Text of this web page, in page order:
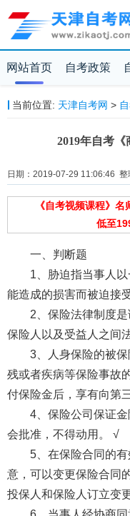
网站首页 自考政策
当前位置: 天津自考网 >
2019年自考《
日期：2019-07-29 11:06:46 整
《自考视频课程》
低至
一、判断题
1、胁迫指当事人
能造成的损害而被迫接
2、保险法律制度
保险人以及受益人之间
3、人身保险的被
残或者疾病等保险事故
付保险金后，享有向第
4、保险公司保证
会批准，不得动用。 √
5、在保险合同的
意，可以变更保险合同
投保人和保险人订立变